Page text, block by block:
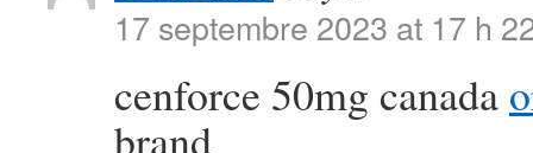
17 septembre 2023 at 17 h
cenforce 50mg canada
brand